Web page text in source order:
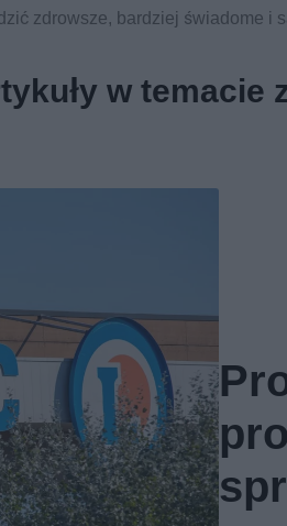
zdrowsze, bardziej świadome i
w temacie